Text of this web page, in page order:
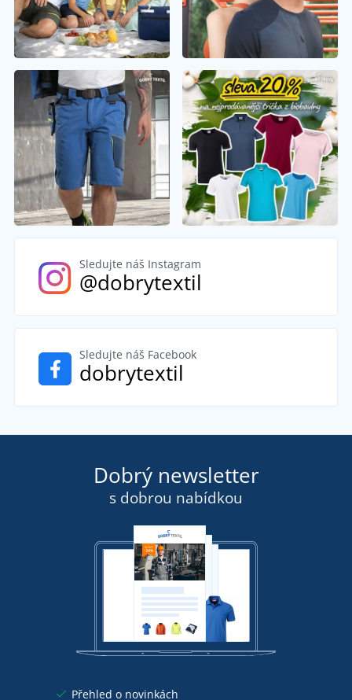
Sledujte náš Instagram
@dobrytextil
Sledujte náš Facebook
dobrytextil
Dobrý newsletter
s dobrou nabídkou
Přehled o novinkách